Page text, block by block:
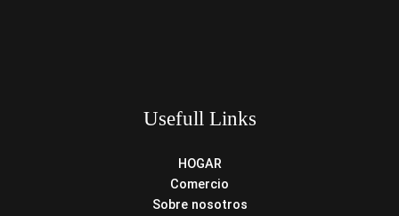
Usefull Links
HOGAR
Comercio
Sobre nosotros